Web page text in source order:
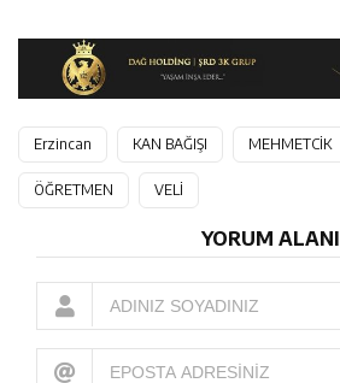
Erzincan KAN BAĞIŞI MEHMETCİK
ÖĞRETMEN VELİ
YORUM ALANI